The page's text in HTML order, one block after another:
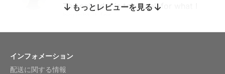
by charles
The calendar is too small for what I
もっとレビューを見る
インフォメーション
配送に関する情報